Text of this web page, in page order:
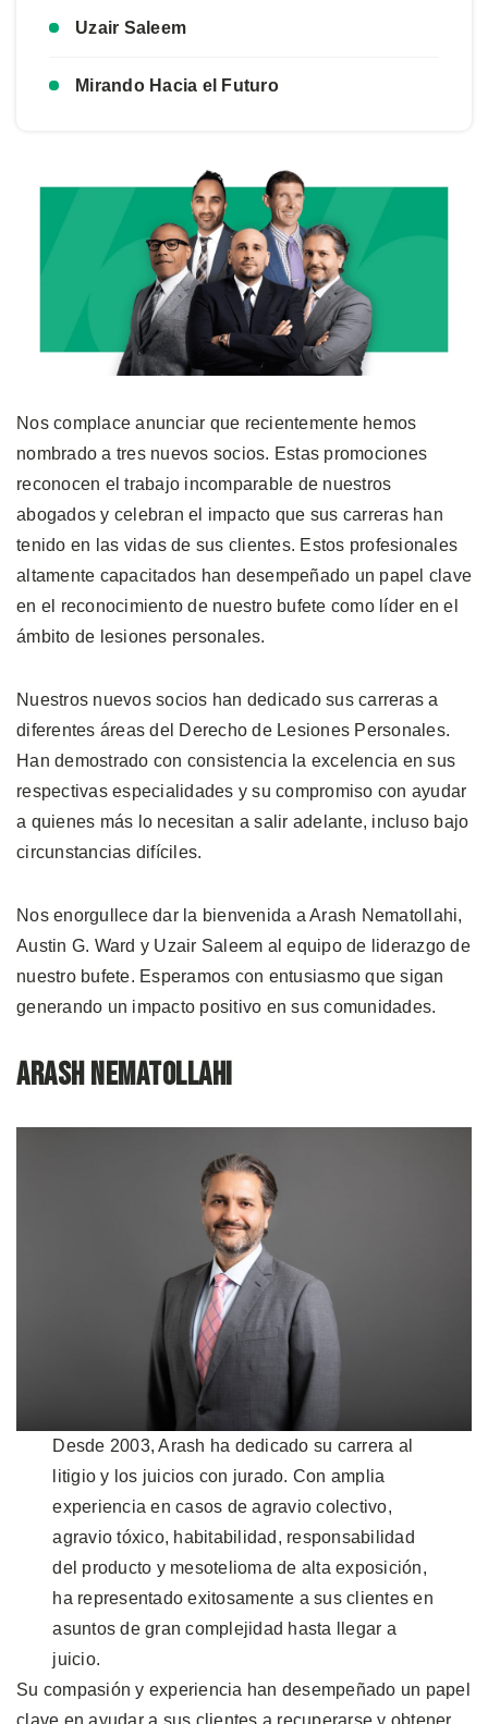
Uzair Saleem
Mirando Hacia el Futuro
Nos complace anunciar que recientemente hemos
nombrado a tres nuevos socios. Estas promociones
reconocen el trabajo incomparable de nuestros
abogados y celebran el impacto que sus carreras han
tenido en las vidas de sus clientes. Estos profesionales
altamente capacitados han desempeñado un papel clave
en el reconocimiento de nuestro bufete como líder en el
ámbito de lesiones personales.
Nuestros nuevos socios han dedicado sus carreras a
diferentes áreas del Derecho de Lesiones Personales.
Han demostrado con consistencia la excelencia en sus
respectivas especialidades y su compromiso con ayudar
a quienes más lo necesitan a salir adelante, incluso bajo
circunstancias difíciles.
Nos enorgullece dar la bienvenida a Arash Nematollahi,
Austin G. Ward y Uzair Saleem al equipo de liderazgo de
nuestro bufete. Esperamos con entusiasmo que sigan
generando un impacto positivo en sus comunidades.
Arash Nematollahi
Desde 2003, Arash ha dedicado su carrera al
litigio y los juicios con jurado. Con amplia
experiencia en casos de agravio colectivo,
agravio tóxico, habitabilidad, responsabilidad
del producto y mesotelioma de alta exposición,
ha representado exitosamente a sus clientes en
asuntos de gran complejidad hasta llegar a
juicio.
Su compasión y experiencia han desempeñado un papel